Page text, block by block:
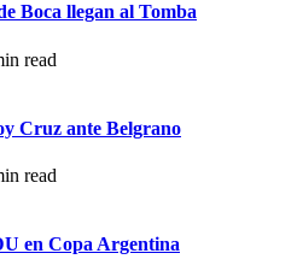
Boca llegan al Tomba
read
Cruz ante Belgrano
read
en Copa Argentina